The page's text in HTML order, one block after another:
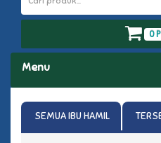
0
Menu
SEMUA IBU HAMIL